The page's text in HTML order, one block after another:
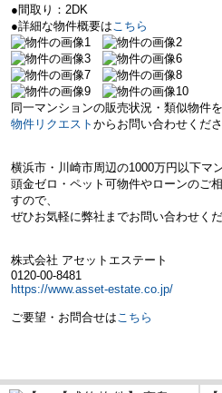
●間取り：2DK
●詳細な物件概要はこちら
同一マンションの販売状況・類似物件
物件リクエスト からお問い合わせくださ
横浜市・川崎市周辺の1000万円以下マ
頭金ゼロ・ペット可物件やローンのご
すので、
ぜひお気軽に弊社までお問い合わせくだ
株式会社 アセットエステート
0120-00-8481
https://www.asset-estate.co.jp/
ご要望・お問合せはこちら